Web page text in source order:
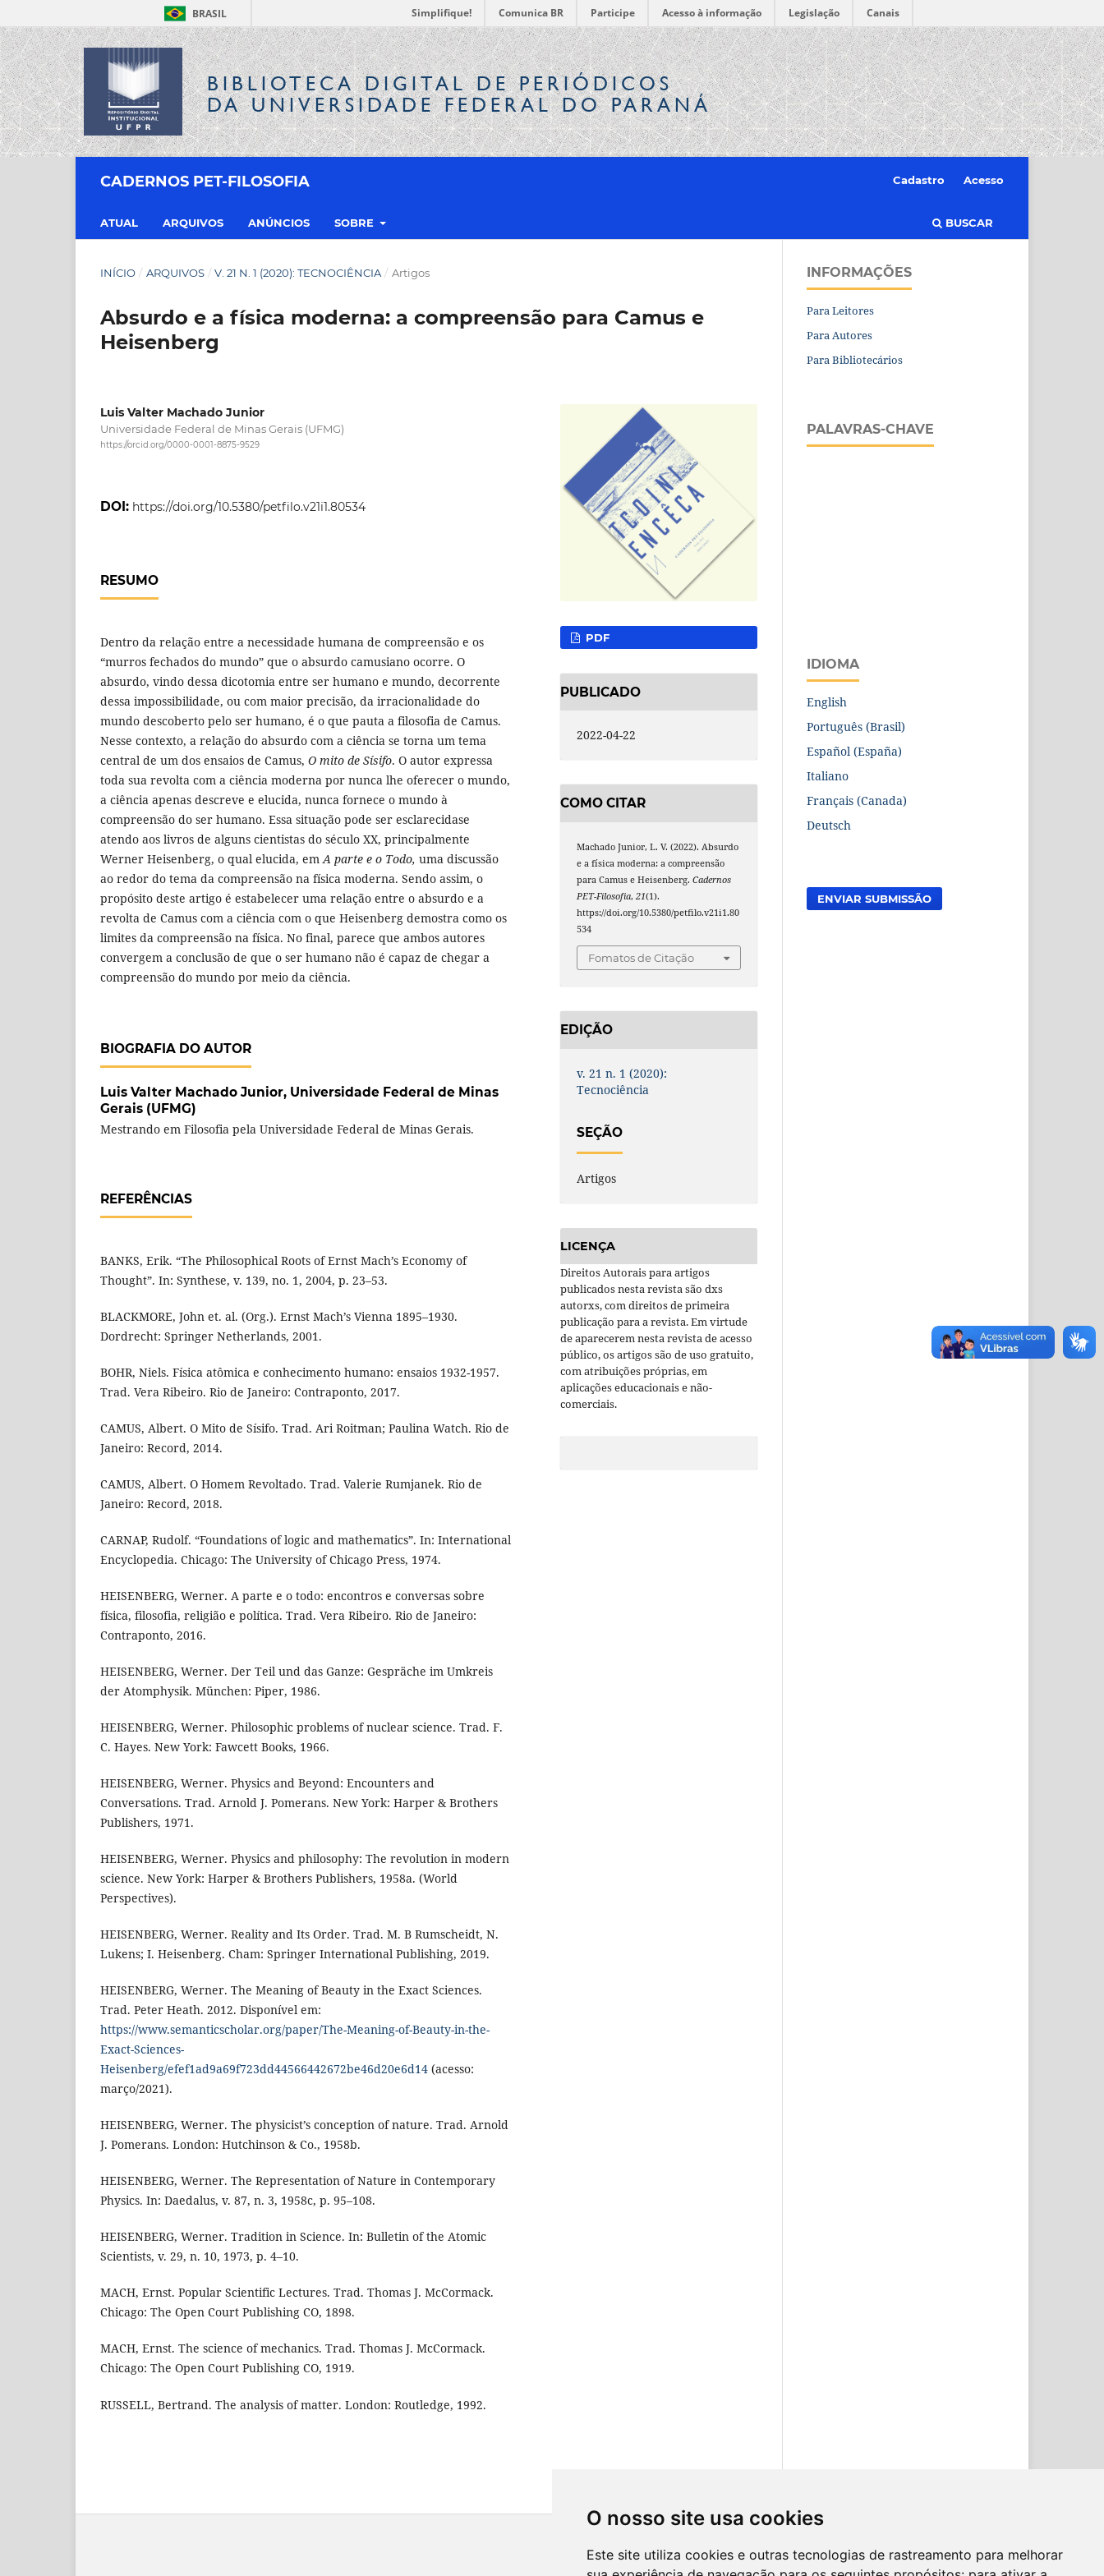
O nosso site usa cookies
Este site utiliza cookies e outras tecnologias de rastreamento para melhorar
BRASIL Simplifique! Comunica BR Participe Acesso à informação Legislação Canais
BIBLIOTECA DIGITALDE PERIÓDICOS
DA UNIVERSIDADE FEDERAL DO PARANÁ
CADERNOS PET-FILOSOFIA
ATUAL ARQUIVOS ANÚNCIOS SOBRE BUSCAR
Cadastro Acesso
INÍCIO / ARQUIVOS / V. 21 N. 1 (2020): TECNOCIÊNCIA / Artigos
Absurdo e a física moderna: a compreensão para Camus e
Heisenberg
Luis Valter Machado Junior
Universidade Federal de Minas Gerais (UFMG)
https://orcid.org/0000-0001-8875-9529
DOI: https://doi.org/10.5380/petfilo.v21i1.80534
RESUMO
Dentro da relação entre a necessidade humana de compreensão e os
“murros fechados do mundo” que o absurdo camusiano ocorre. O
absurdo, vindo dessa dicotomia entre ser humano e mundo, decorrente
dessa impossibilidade, ou com maior precisão, da irracionalidade do
mundo descoberto pelo ser humano, é o que pauta a filosofia de Camus.
Nesse contexto, a relação do absurdo com a ciência se torna um tema
central de um dos ensaios de Camus, O mito de Sísifo. O autor expressa
toda sua revolta com a ciência moderna por nunca lhe oferecer o mundo,
a ciência apenas descreve e elucida, nunca fornece o mundo à
compreensão do ser humano. Essa situação pode ser esclarecidase
atendo aos livros de alguns cientistas do século XX, principalmente
Werner Heisenberg, o qual elucida, emA parte e o Todo, uma discussão
ao redor do tema da compreensão na física moderna. Sendo assim, o
propósito deste artigo é estabelecer uma relação entre o absurdo e a
revolta de Camus com a ciência com o que Heisenberg demostra como os
limites da compreensão na física. No final, parece que ambos autores
convergem a conclusão de que o ser humano não é capaz de chegar a
compreensão do mundo por meio da ciência.
BIOGRAFIA DO AUTOR
Luis Valter Machado Junior, Universidade Federal de Minas
Gerais (UFMG)
Mestrando em Filosofia pela Universidade Federal de Minas Gerais.
REFERÊNCIAS
BANKS, Erik. “The Philosophical Roots of Ernst Mach’s Economy of
Thought”. In: Synthese, v. 139, no. 1, 2004, p. 23–53.
BLACKMORE, John et. al. (Org.). Ernst Mach’s Vienna 1895–1930.
Dordrecht: Springer Netherlands, 2001.
BOHR, Niels. Física atômica e conhecimento humano: ensaios 1932-1957.
Trad. Vera Ribeiro. Rio de Janeiro: Contraponto, 2017.
CAMUS, Albert. O Mito de Sísifo. Trad. Ari Roitman; Paulina Watch. Rio de
Janeiro: Record, 2014.
CAMUS, Albert. O Homem Revoltado. Trad. Valerie Rumjanek. Rio de
Janeiro: Record, 2018.
CARNAP, Rudolf. “Foundations of logic and mathematics”. In: International
Encyclopedia. Chicago: The University of Chicago Press, 1974.
HEISENBERG, Werner. A parte e o todo: encontros e conversas sobre
física, filosofia, religião e política. Trad. Vera Ribeiro. Rio de Janeiro:
Contraponto, 2016.
HEISENBERG, Werner. Der Teil und das Ganze: Gespräche im Umkreis
der Atomphysik. München: Piper, 1986.
HEISENBERG, Werner. Philosophic problems of nuclear science. Trad. F.
C. Hayes. New York: Fawcett Books, 1966.
HEISENBERG, Werner. Physics and Beyond: Encounters and
Conversations. Trad. Arnold J. Pomerans. New York: Harper & Brothers
Publishers, 1971.
HEISENBERG, Werner. Physics and philosophy: The revolution in modern
science. New York: Harper & Brothers Publishers, 1958a. (World
Perspectives).
HEISENBERG, Werner. Reality and Its Order. Trad. M. B Rumscheidt, N.
Lukens; I. Heisenberg. Cham: Springer International Publishing, 2019.
HEISENBERG, Werner. The Meaning of Beauty in the Exact Sciences.
Trad. Peter Heath. 2012. Disponível em:
https://www.semanticscholar.org/paper/The-Meaning-of-Beauty-in-the-
Exact-Sciences-
Heisenberg/efef1ad9a69f723dd44566442672be46d20e6d14 (acesso:
março/2021).
HEISENBERG, Werner. The physicist’s conception of nature. Trad. Arnold
J. Pomerans. London: Hutchinson & Co., 1958b.
HEISENBERG, Werner. The Representation of Nature in Contemporary
Physics. In: Daedalus, v. 87, n. 3, 1958c, p. 95–108.
HEISENBERG, Werner. Tradition in Science. In: Bulletin of the Atomic
Scientists, v. 29, n. 10, 1973, p. 4–10.
MACH, Ernst. Popular Scientific Lectures. Trad. Thomas J. McCormack.
Chicago: The Open Court Publishing CO, 1898.
MACH, Ernst. The science of mechanics. Trad. Thomas J. McCormack.
Chicago: The Open Court Publishing CO, 1919.
RUSSELL, Bertrand. The analysis of matter. London: Routledge, 1992.
PDF
PUBLICADO
2022-04-22
COMO CITAR
Machado Junior, L. V. (2022). Absurdo
e a física moderna: a compreensão
para Camus e Heisenberg.Cadernos
PET-Filosofia,21(1).
https://doi.org/10.5380/petfilo.v21i1.80
534
Fomatos de Citação
EDIÇÃO
v. 21 n. 1 (2020):
Tecnociência
SEÇÃO
Artigos
LICENÇA
Direitos Autorais para artigos
publicados nesta revista são dxs
autorxs, com direitos de primeira
publicação para a revista. Em virtude
de aparecerem nesta revista de acesso
público, os artigos são de uso gratuito,
com atribuições próprias, em
aplicações educacionais e não-
comerciais.
INFORMAÇÕES
Para Leitores
Para Autores
Para Bibliotecários
PALAVRAS-CHAVE
IDIOMA
English
Português (Brasil)
Español (España)
Italiano
Français (Canada)
Deutsch
ENVIAR SUBMISSÃO